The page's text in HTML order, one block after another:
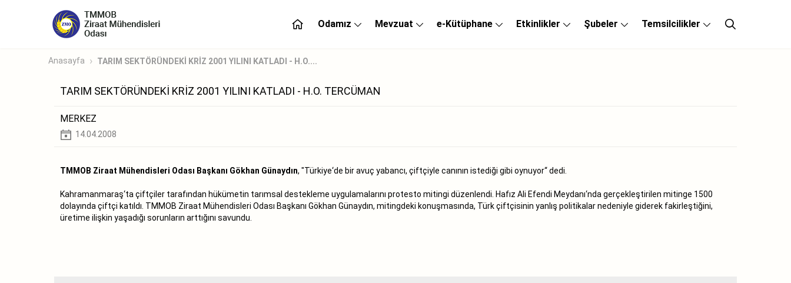
Odamız Mevzuat e-Kütüphane Etkinlikler Şubeler Temsilcilikler
Anasayfa TARIM SEKTÖRÜNDEKİ KRİZ 2001 YILINI KATLADI - H.O....
TARIM SEKTÖRÜNDEKİ KRİZ 2001 YILINI KATLADI - H.O. TERCÜMAN
MERKEZ
14.04.2008
TMMOB Ziraat Mühendisleri Odası Başkanı Gökhan Günaydın, "Türkiye‘de bir avuç yabancı, çiftçiyle canının istediği gibi oynuyor‘‘ dedi.
Kahramanmaraş‘ta çiftçiler tarafından hükümetin tarımsal destekleme uygulamalarını protesto mitingi düzenlendi. Hafız Ali Efendi Meydanı‘nda gerçekleştirilen mitinge 1500
dolayında çiftçi katıldı. TMMOB Ziraat Mühendisleri Odası Başkanı Gökhan Günaydın, mitingdeki konuşmasında, Türk çiftçisinin yanlış politikalar nedeniyle giderek fakirleştiğini,
üretime ilişkin yaşadığı sorunların arttığını savundu.